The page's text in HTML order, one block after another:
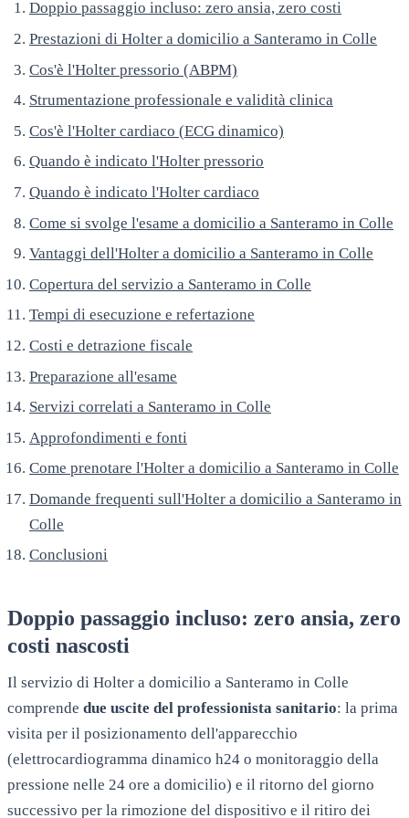
Doppio passaggio incluso: zero ansia, zero costi
Prestazioni di Holter a domicilio a Santeramo in Colle
Cos'è l'Holter pressorio (ABPM)
Strumentazione professionale e validità clinica
Cos'è l'Holter cardiaco (ECG dinamico)
Quando è indicato l'Holter pressorio
Quando è indicato l'Holter cardiaco
Come si svolge l'esame a domicilio a Santeramo in Colle
Vantaggi dell'Holter a domicilio a Santeramo in Colle
Copertura del servizio a Santeramo in Colle
Tempi di esecuzione e refertazione
Costi e detrazione fiscale
Preparazione all'esame
Servizi correlati a Santeramo in Colle
Approfondimenti e fonti
Come prenotare l'Holter a domicilio a Santeramo in Colle
Domande frequenti sull'Holter a domicilio a Santeramo in
Colle
Conclusioni
Doppio passaggio incluso: zero ansia, zero
costi nascosti
Il servizio di Holter a domicilio a Santeramo in Colle
comprende due uscite del professionista sanitario: la prima
visita per il posizionamento dell'apparecchio
(elettrocardiogramma dinamico h24 o monitoraggio della
pressione nelle 24 ore a domicilio) e il ritorno del giorno
successivo per la rimozione del dispositivo e il ritiro dei